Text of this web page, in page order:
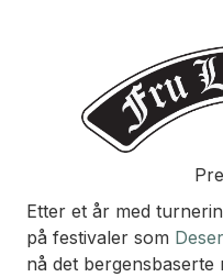
Etter et år med
på festivaler som
nå det bergensbaserte